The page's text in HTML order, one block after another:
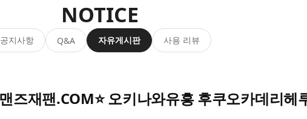
NOTICE
공지사항 Q&A 자유게시판 사용 리뷰
즈재팬.COM⭐ 오키나와유흥 후쿠오카데리헤